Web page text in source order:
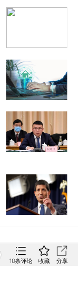
10条评论 收藏 分享